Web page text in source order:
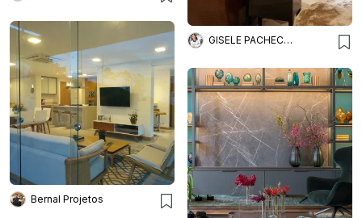
GISELE PACHECO ARQUITETURA E INTERIORES
Bernal Projetos